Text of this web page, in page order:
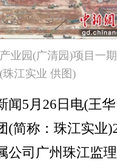
业园(广清园)项目一
江实业 供图)
5月26日电(王华
(简称：珠江实业
公司广州珠江监